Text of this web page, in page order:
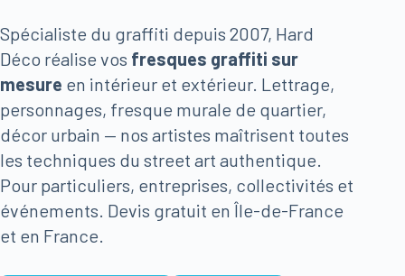
Spécialiste du graffiti depuis 2007, Hard
Déco réalise vos fresques graffiti sur
mesure en intérieur et extérieur. Lettrage,
personnages, fresque murale de quartier,
décor urbain — nos artistes maîtrisent toutes
les techniques du street art authentique.
Pour particuliers, entreprises, collectivités et
événements. Devis gratuit en Île-de-France
et en France.